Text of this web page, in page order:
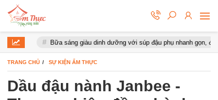
Bữa sáng giàu dinh dưỡng với súp đậu phụ nhanh gọn, đơn giản
TRANG CHỦ SỰ KIỆN ẨM THỰC
Dầu đậu nành Janbee -